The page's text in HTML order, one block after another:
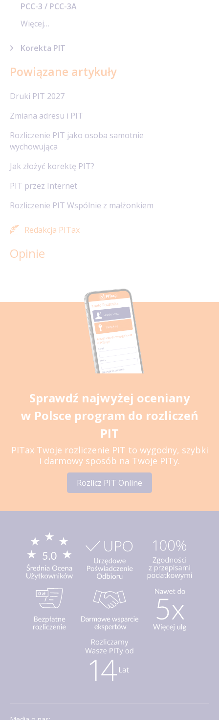
PCC-3 / PCC-3A
Więcej…
Korekta PIT
Powiązane artykuły
Druki PIT 2027
Zmiana adresu i PIT
Rozliczenie PIT jako osoba samotnie
wychowująca
Jak złożyć korektę PIT?
PIT przez Internet
Rozliczenie PIT Wspólnie z małżonkiem
Redakcja PITax
Opinie
Sprawdź najwyżej oceniany
w Polsce program do rozliczeń
PIT
PITax Twoje rozliczenie PIT to wygodny, szybki
i darmowy sposób na Twoje PITy.
Rozlicz PIT Online